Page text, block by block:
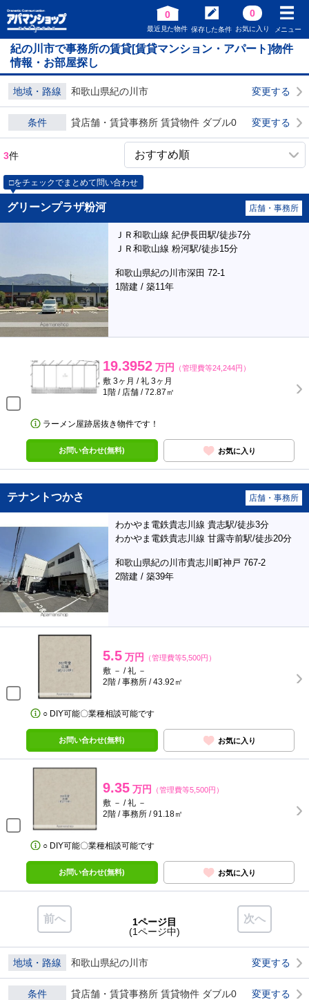
0
最近見た物件 保存した条件
0
お気に入り メニュー
紀の川市で事務所の賃貸[賃貸マンション・アパート]物件
情報・お部屋探し
地域・路線 和歌山県紀の川市 変更する
条件 貸店舗・賃貸事務所 賃貸物件 ダブル0 変更する
3件
□をチェックでまとめて問い合わせ
グリーンプラザ粉河 店舗・事務所
ＪＲ和歌山線 紀伊長田駅/徒歩7分
ＪＲ和歌山線 粉河駅/徒歩15分
和歌山県紀の川市深田 72-1
1階建 / 築11年
19.3952 万円 （管理費等24,244円）
敷 3ヶ月 / 礼 3ヶ月
1階 / 店舗 / 72.87㎡
ラーメン屋跡居抜き物件です！
お問い合わせ(無料) お気に入り
テナントつかさ 店舗・事務所
わかやま電鉄貴志川線 貴志駅/徒歩3分
わかやま電鉄貴志川線 甘露寺前駅/徒歩20分
和歌山県紀の川市貴志川町神戸 767-2
2階建 / 築39年
5.5 万円 （管理費等5,500円）
敷 － / 礼 －
2階 / 事務所 / 43.92㎡
○ DIY可能〇業種相談可能です
お問い合わせ(無料) お気に入り
9.35 万円 （管理費等5,500円）
敷 － / 礼 －
2階 / 事務所 / 91.18㎡
○ DIY可能〇業種相談可能です
お問い合わせ(無料) お気に入り
前へ 次へ
1ページ目
(1ページ中)
地域・路線 和歌山県紀の川市 変更する
条件 貸店舗・賃貸事務所 賃貸物件 ダブル0 変更する